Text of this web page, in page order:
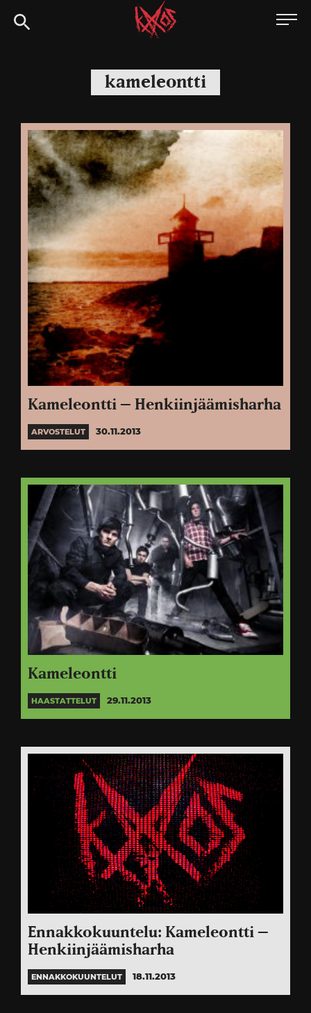
Siirry
suoraan
Kaaoszine
kameleontti
Kameleontti – Henkiinjäämisharha
ARVOSTELUT 30.11.2013
Kameleontti
HAASTATTELUT 29.11.2013
Ennakkokuuntelu: Kameleontti –
Henkiinjäämisharha
ENNAKKOKUUNTELUT 18.11.2013